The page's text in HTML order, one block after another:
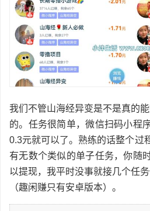
我们不管山海经异变是不是真的
的。任务很简单，微信扫码小程
0.3元就可以了。熟练的话整个过
有无数个类似的单子任务，你随
以提现，我平时没事就接几个任
（趣闲赚只有安卓版本）。